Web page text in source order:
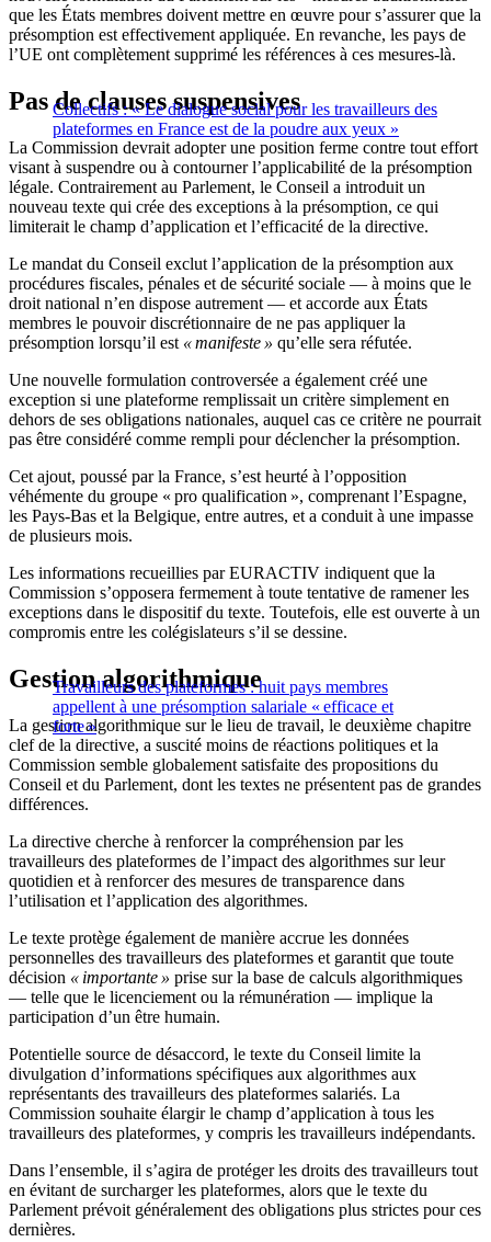
que les États membres doivent mettre en œuvre pour s’assurer que la
présomption est effectivement appliquée. En revanche, les pays de
l’UE ont complètement supprimé les références à ces mesures-là.
Collectifs : « Le dialogue social pour les travailleurs des
plateformes en France est de la poudre aux yeux »
Pas de clauses suspensives
La Commission devrait adopter une position ferme contre tout effort
visant à suspendre ou à contourner l’applicabilité de la présomption
légale. Contrairement au Parlement, le Conseil a introduit un
nouveau texte qui crée des exceptions à la présomption, ce qui
limiterait le champ d’application et l’efficacité de la directive.
Le mandat du Conseil exclut l’application de la présomption aux
procédures fiscales, pénales et de sécurité sociale — à moins que le
droit national n’en dispose autrement — et accorde aux États
membres le pouvoir discrétionnaire de ne pas appliquer la
présomption lorsqu’il est « manifeste » qu’elle sera réfutée.
Une nouvelle formulation controversée a également créé une
exception si une plateforme remplissait un critère simplement en
dehors de ses obligations nationales, auquel cas ce critère ne pourrait
pas être considéré comme rempli pour déclencher la présomption.
Cet ajout, poussé par la France, s’est heurté à l’opposition
véhémente du groupe « pro qualification », comprenant l’Espagne,
les Pays-Bas et la Belgique, entre autres, et a conduit à une impasse
de plusieurs mois.
Les informations recueillies par EURACTIV indiquent que la
Commission s’opposera fermement à toute tentative de ramener les
exceptions dans le dispositif du texte. Toutefois, elle est ouverte à un
compromis entre les colégislateurs s’il se dessine.
Travailleurs des plateformes : huit pays membres
appellent à une présomption salariale « efficace et
forte »
Gestion algorithmique
La gestion algorithmique sur le lieu de travail, le deuxième chapitre
clef de la directive, a suscité moins de réactions politiques et la
Commission semble globalement satisfaite des propositions du
Conseil et du Parlement, dont les textes ne présentent pas de grandes
différences.
La directive cherche à renforcer la compréhension par les
travailleurs des plateformes de l’impact des algorithmes sur leur
quotidien et à renforcer des mesures de transparence dans
l’utilisation et l’application des algorithmes.
Le texte protège également de manière accrue les données
personnelles des travailleurs des plateformes et garantit que toute
décision « importante » prise sur la base de calculs algorithmiques
— telle que le licenciement ou la rémunération — implique la
participation d’un être humain.
Potentielle source de désaccord, le texte du Conseil limite la
divulgation d’informations spécifiques aux algorithmes aux
représentants des travailleurs des plateformes salariés. La
Commission souhaite élargir le champ d’application à tous les
travailleurs des plateformes, y compris les travailleurs indépendants.
Dans l’ensemble, il s’agira de protéger les droits des travailleurs tout
en évitant de surcharger les plateformes, alors que le texte du
Parlement prévoit généralement des obligations plus strictes pour ces
dernières.